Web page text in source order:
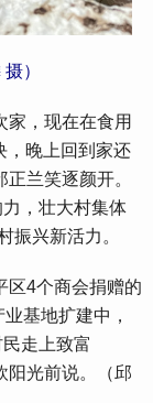
）
，现在在食用
，晚上回到家还
兰笑逐颜开。
，壮大村集体
振兴新活力。
4个商会捐赠的
基地扩建中，
走上致富
阳光前说。（邱